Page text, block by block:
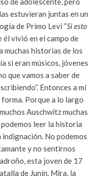
estuvieran juntas en un
de Primo Levi “Si esto
él vivió en el campo de
muchas historias de los
si eran músicos, jóvenes
que vamos a saber de
Entonces a mí
Porque a lo largo
Auschwitz muchas
podemos leer la historia
No podemos
y no sentirnos
esta joven de 17
de Junín. Mira, la